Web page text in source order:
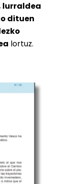
lurraldea
dituen
lortuz.